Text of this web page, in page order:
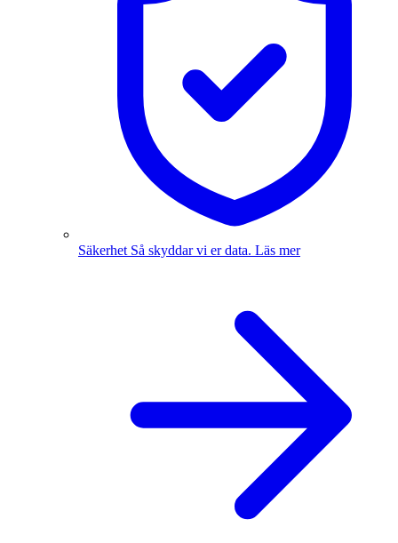
Säkerhet Så skyddar vi er data. Läs mer